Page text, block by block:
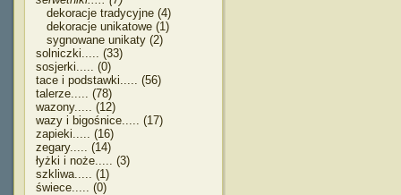
dekoracje tradycyjne (4)
dekoracje unikatowe (1)
sygnowane unikaty (2)
solniczki..... (33)
sosjerki..... (0)
tace i podstawki..... (56)
talerze..... (78)
wazony..... (12)
wazy i bigośnice..... (17)
zapieki..... (16)
zegary..... (14)
łyżki i noże..... (3)
szkliwa..... (1)
świece..... (0)